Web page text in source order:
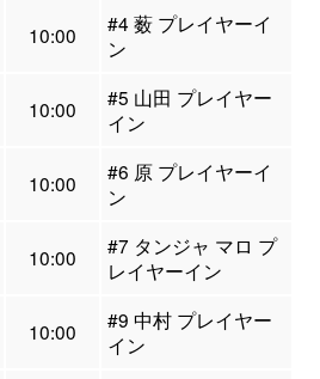
10:00
#4 薮 プレイヤーイ
ン
10:00
#5 山田 プレイヤー
イン
10:00
#6 原 プレイヤーイ
ン
10:00
#7 タンジャ マロ プ
レイヤーイン
10:00
#9 中村 プレイヤー
イン